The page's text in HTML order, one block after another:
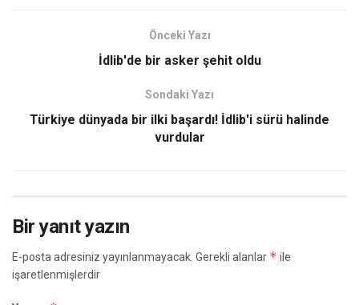
Önceki Yazı
İdlib'de bir asker şehit oldu
Sondaki Yazı
Türkiye dünyada bir ilki başardı! İdlib'i sürü halinde
vurdular
Bir yanıt yazın
E-posta adresiniz yayınlanmayacak. Gerekli alanlar * ile
işaretlenmişlerdir